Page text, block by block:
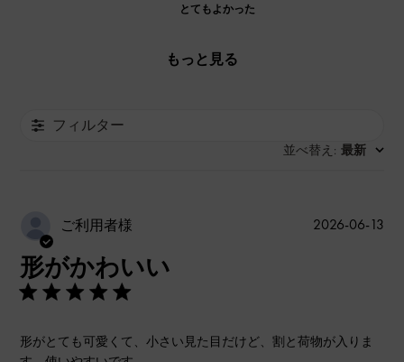
とてもよかった
もっと見る
フィルター
並べ替え : 最新
ご利用者様
形がかわいい
形がとても可愛くて、小さい見た目だけど、割と荷物が入りま
公
2026-06-13